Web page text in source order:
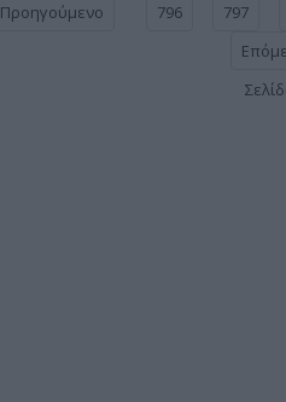
Προηγούμενο 796 797